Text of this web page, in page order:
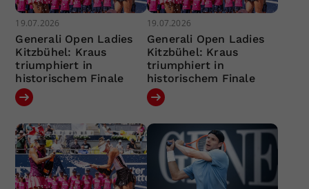
19.07.2026
Generali Open Ladies
Kitzbühel: Kraus
triumphiert in
historischem Finale
19.07.2026
Generali Open Ladies
Kitzbühel: Kraus
triumphiert in
historischem Finale